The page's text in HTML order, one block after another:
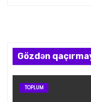
Gözdən
TOPLUM